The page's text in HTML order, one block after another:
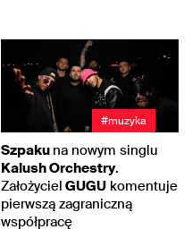
#muzyka
Szpaku na nowym singlu
Kalush Orchestry.
Założyciel GUGU komentuje
pierwszą zagraniczną
współpracę